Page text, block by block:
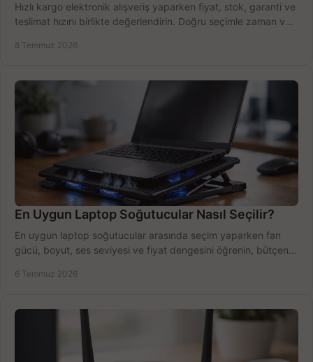
Hızlı kargo elektronik alışveriş yaparken fiyat, stok, garanti ve
teslimat hızını birlikte değerlendirin. Doğru seçimle zaman ve
8 Temmuz 2026
En Uygun Laptop Soğutucular Nasıl Seçilir?
En uygun laptop soğutucular arasında seçim yaparken fan
gücü, boyut, ses seviyesi ve fiyat dengesini öğrenin, bütçenizi
6 Temmuz 2026